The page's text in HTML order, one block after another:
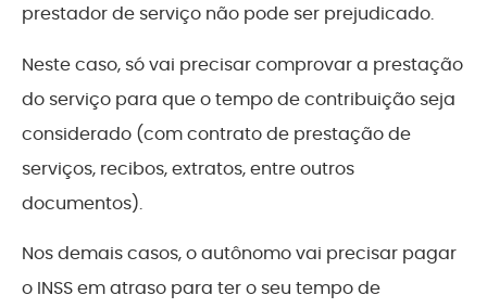
prestador de serviço não pode ser prejudicado.
Neste caso, só vai precisar comprovar a prestação
do serviço para que o tempo de contribuição seja
considerado (com contrato de prestação de
serviços, recibos, extratos, entre outros
documentos).
Nos demais casos, o autônomo vai precisar pagar
o INSS em atraso para ter o seu tempo de